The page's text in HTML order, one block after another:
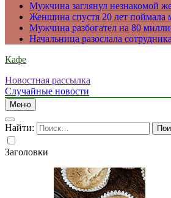
Мужчина заглянул незнакомой
Женщина спустя 20 лет поймала
Мужчина разбогател на 80
Начальница разослала
Кафе
Новостная рассылка
Случайные новости
Меню
Найти:
Заголовки